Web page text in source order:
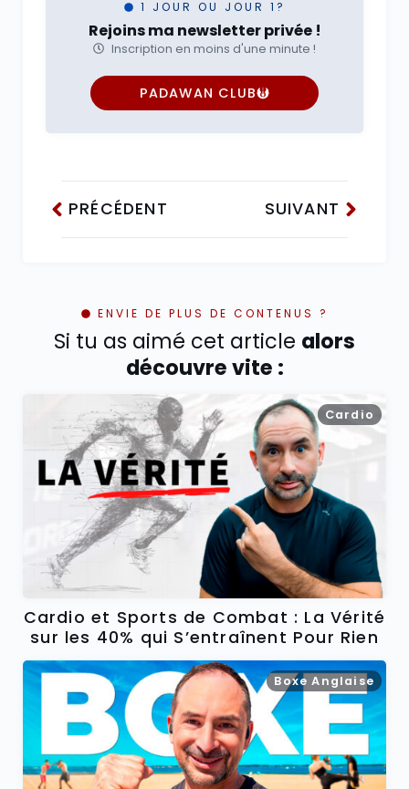
1 JOUR OU JOUR 1?
Rejoins ma newsletter privée !
Inscription en moins d'une minute !
PADAWAN CLUB
PRÉCÉDENT SUIVANT
ENVIE DE PLUS DE CONTENUS ?
Si tu as aimé cet article alors
découvre vite :
Cardio
Cardio et Sports de Combat : La Vérité
sur les 40% qui S’entraînent Pour Rien
Boxe Anglaise